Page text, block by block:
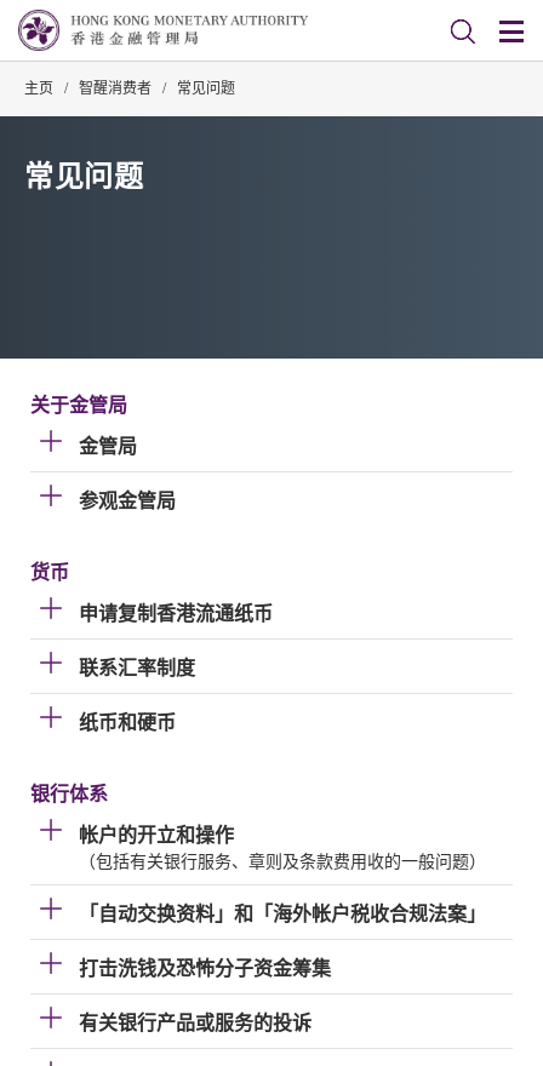
主页 / 智醒消费者 / 常见问题
常见问题
关于金管局
金管局
参观金管局
货币
申请复制香港流通纸币
联系汇率制度
纸币和硬币
银行体系
帐户的开立和操作
（包括有关银行服务、章则及条款费用收的一般问题）
「自动交换资料」和「海外帐户税收合规法案」
打击洗钱及恐怖分子资金筹集
有关银行产品或服务的投诉